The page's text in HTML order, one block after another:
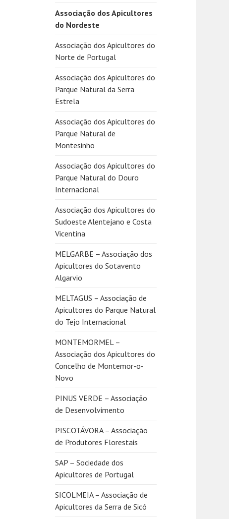
Associação dos Apicultores
do Nordeste
Associação dos Apicultores do
Norte de Portugal
Associação dos Apicultores do
Parque Natural da Serra
Estrela
Associação dos Apicultores do
Parque Natural de
Montesinho
Associação dos Apicultores do
Parque Natural do Douro
Internacional
Associação dos Apicultores do
Sudoeste Alentejano e Costa
Vicentina
MELGARBE – Associação dos
Apicultores do Sotavento
Algarvio
MELTAGUS – Associação de
Apicultores do Parque Natural
do Tejo Internacional
MONTEMORMEL –
Associação dos Apicultores do
Concelho de Montemor-o-
Novo
PINUS VERDE – Associação
de Desenvolvimento
PISCOTÁVORA – Associação
de Produtores Florestais
SAP – Sociedade dos
Apicultores de Portugal
SICOLMEIA – Associação de
Apicultores da Serra de Sicó